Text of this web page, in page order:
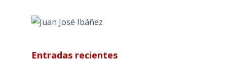
Entradas recientes